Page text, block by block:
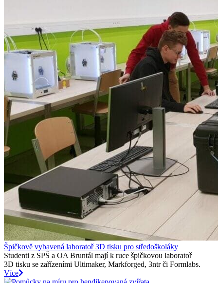
Špičkově vybavená laboratoř 3D tisku pro středoškoláky
Studenti z SPŠ a OA Bruntál mají k ruce špičkovou laboratoř
3D tisku se zařízeními Ultimaker, Markforged, 3ntr či Formlabs.
Více